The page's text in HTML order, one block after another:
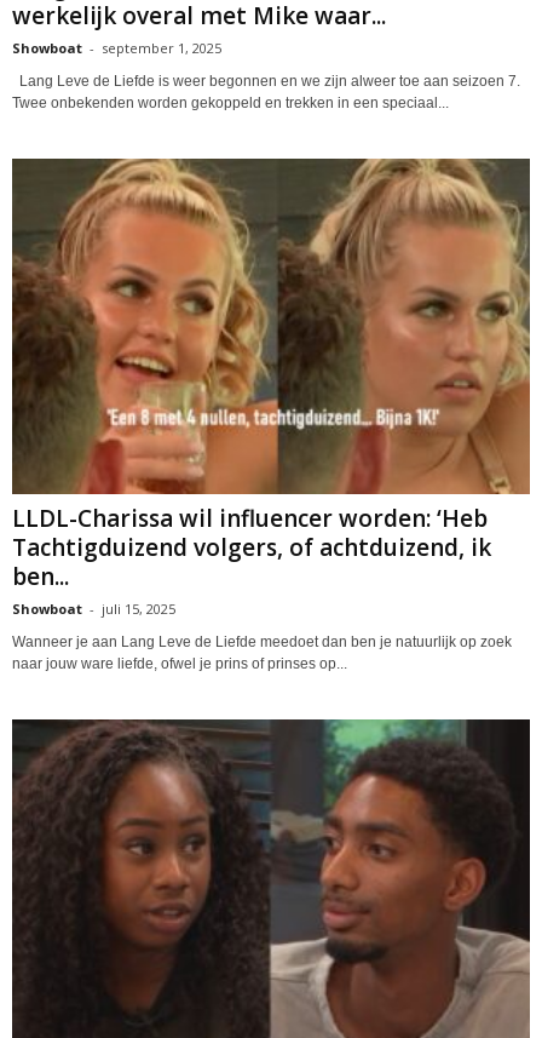
werkelijk overal met Mike waar...
Showboat - september 1, 2025
Lang Leve de Liefde is weer begonnen en we zijn alweer toe aan seizoen 7.
Twee onbekenden worden gekoppeld en trekken in een speciaal...
LLDL-Charissa wil influencer worden: ‘Heb
Tachtigduizend volgers, of achtduizend, ik
ben...
Showboat - juli 15, 2025
Wanneer je aan Lang Leve de Liefde meedoet dan ben je natuurlijk op zoek
naar jouw ware liefde, ofwel je prins of prinses op...